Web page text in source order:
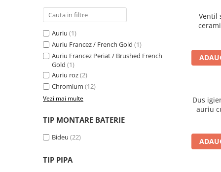
Auriu (1)
Auriu Francez / French Gold (1)
Auriu Francez Periat / Brushed French
Gold (1)
Auriu roz(2)
Chromium (12)
Vezi mai multe
TIP MONTARE BATERIE
Bideu (22)
TIP PIPA
Ventil
Dus
auriu